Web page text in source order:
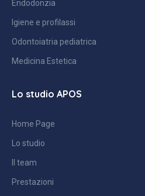
Endodonzia
Igiene e profilassi
Odontoiatria pediatrica
Medicina Estetica
Lo studio APOS
Home Page
Lo studio
Il team
Prestazioni